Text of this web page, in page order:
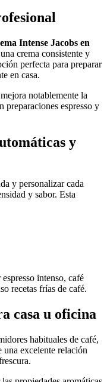
Intense Jacobs en
crema consistente y
perfecta para preparar
en casa.
notablemente la
preparaciones espresso y
y
y personalizar cada
y sabor. Esta
intenso, café
recetas frías de café.
casa u oficina
habituales de café,
excelente relación